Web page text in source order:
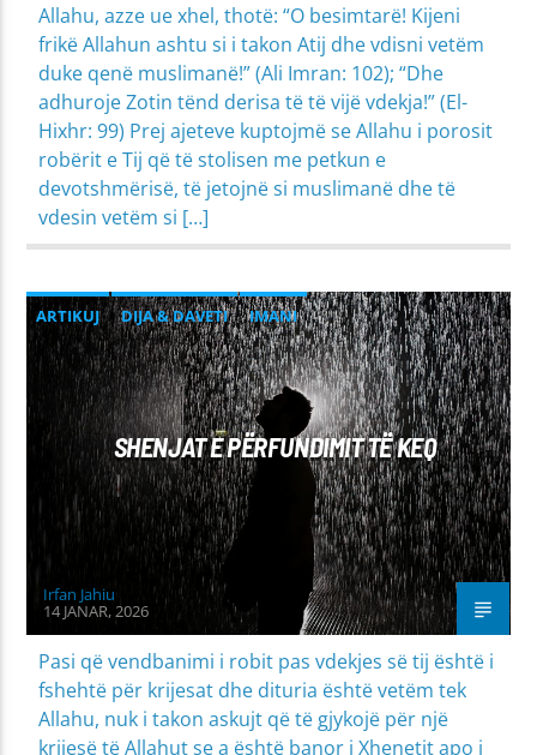
Allahu, azze ue xhel, thotë: “O besimtarë! Kijeni
frikë Allahun ashtu si i takon Atij dhe vdisni vetëm
duke qenë muslimanë!” (Ali Imran: 102); “Dhe
adhuroje Zotin tënd derisa të të vijë vdekja!” (El-
Hixhr: 99) Prej ajeteve kuptojmë se Allahu i porosit
robërit e Tij që të stolisen me petkun e
devotshmërisë, të jetojnë si muslimanë dhe të
vdesin vetëm si […]
ARTIKUJ DIJA & DAVETI IMANI
SHENJAT E PËRFUNDIMIT TË KEQ
Irfan Jahiu
14 JANAR, 2026
Pasi që vendbanimi i robit pas vdekjes së tij është i
fshehtë për krijesat dhe dituria është vetëm tek
Allahu, nuk i takon askujt që të gjykojë për një
krijesë të Allahut se a është banor i Xhenetit apo i